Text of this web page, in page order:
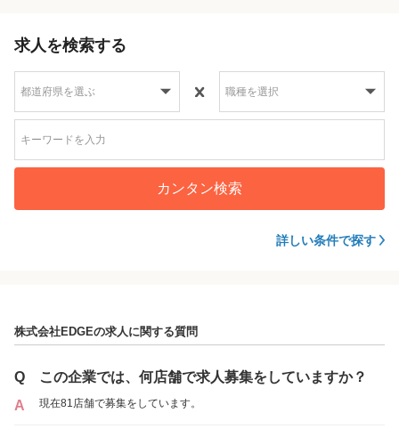
求人を検索する
カンタン検索
詳しい条件で探す
株式会社EDGEの求人に関する質問
Q
この企業では、何店舗で求人募集をしていますか？
A
現在81店舗で募集をしています。